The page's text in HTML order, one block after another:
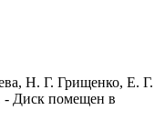
Н. Г. Грищенко, Е. Г.
- Диск помещен в